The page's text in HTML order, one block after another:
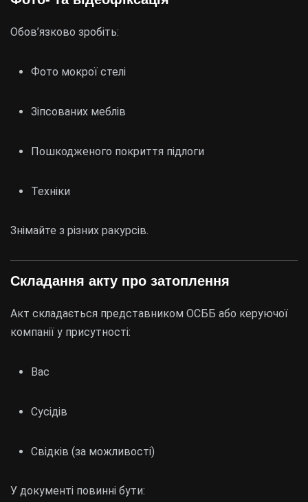
Обов’язково зробіть:
Фото мокрої стелі
Зіпсованих меблів
Пошкодженого покриття підлоги
Техніки
Знімайте з різних ракурсів.
Складання акту про затоплення
Акт складається представником ОСББ або керуючої
компанії у присутності:
Вас
Сусідів
Свідків (за можливості)
У документі повинні бути: